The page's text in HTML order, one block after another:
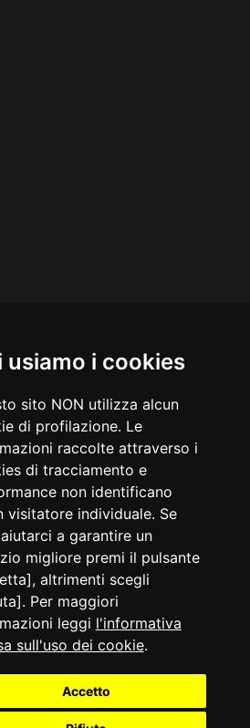
usiamo i cookies
sito NON utilizza alcun
di profilazione. Le
raccolte attraverso i
di tracciamento e
non identificano
visitatore individuale. Se
a garantire un
migliore premi il pulsante
altrimenti scegli
Per maggiori
leggi l'informativa
sull'uso dei cookie.
Accetto
TUTTO